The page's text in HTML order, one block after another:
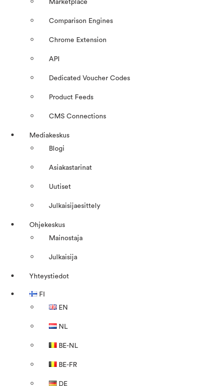
Marketplace
Comparison Engines
Chrome Extension
API
Dedicated Voucher Codes
Product Feeds
CMS Connections
Mediakeskus
Blogi
Asiakastarinat
Uutiset
Julkaisijaesittely
Ohjekeskus
Mainostaja
Julkaisija
Yhteystiedot
FI
EN
NL
BE-NL
BE-FR
DE